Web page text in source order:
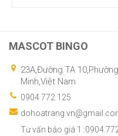
MASCOT BINGO
23A,Đường TA
Minh,Việt Nam
0904 772 125
Tư vấn báo giá 1